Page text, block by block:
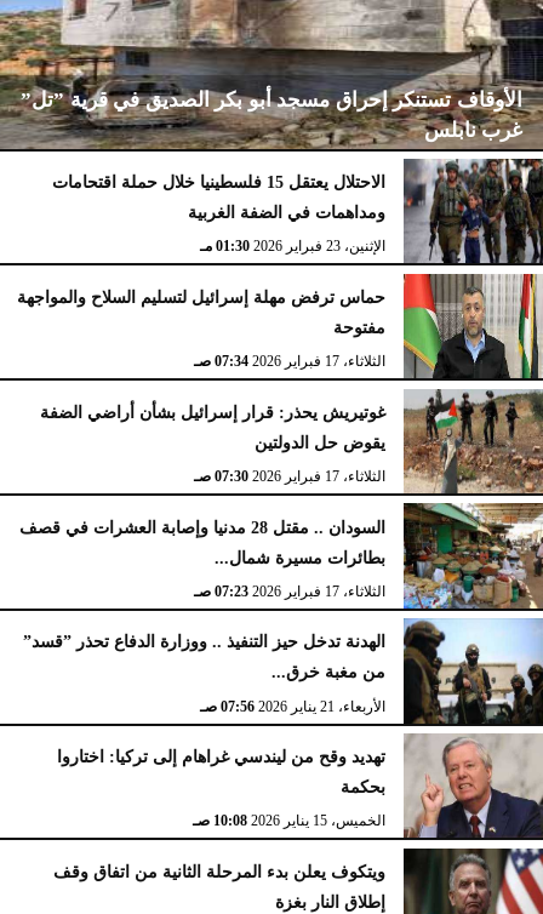
الأوقاف تستنكر إحراق مسجد أبو بكر الصديق في قرية ”تل”
غرب نابلس
الإثنين، 23 فبراير 2026 02:15 مـ
الاحتلال يعتقل 15 فلسطينيا خلال حملة اقتحامات
ومداهمات في الضفة الغربية
الإثنين، 23 فبراير 2026 01:30 مـ
حماس ترفض مهلة إسرائيل لتسليم السلاح والمواجهة
مفتوحة
الثلاثاء، 17 فبراير 2026 07:34 صـ
غوتيريش يحذر: قرار إسرائيل بشأن أراضي الضفة
يقوض حل الدولتين
الثلاثاء، 17 فبراير 2026 07:30 صـ
السودان .. مقتل 28 مدنيا وإصابة العشرات في قصف
بطائرات مسيرة شمال...
الثلاثاء، 17 فبراير 2026 07:23 صـ
الهدنة تدخل حيز التنفيذ .. ووزارة الدفاع تحذر ”قسد”
من مغبة خرق...
الأربعاء، 21 يناير 2026 07:56 صـ
تهديد وقح من ليندسي غراهام إلى تركيا: اختاروا
بحكمة
الخميس، 15 يناير 2026 10:08 صـ
ويتكوف يعلن بدء المرحلة الثانية من اتفاق وقف
إطلاق النار بغزة